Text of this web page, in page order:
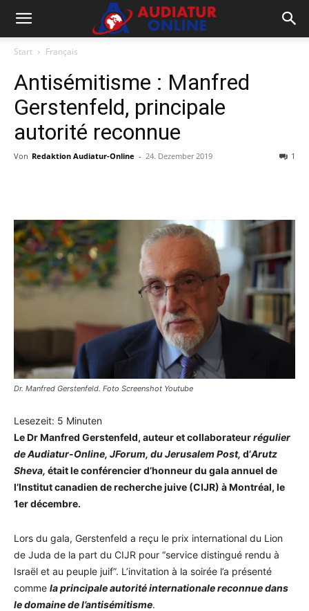
Start Français
Antisémitisme : Manfred
Gerstenfeld, principale
autorité reconnue
Von Redaktion Audiatur-Online - 24. Dezember 2019 1
Dr. Manfred Gerstenfeld. Foto Screenshot Youtube
Lesezeit: 5 Minuten
Le Dr Manfred Gerstenfeld, auteur et collaborateurrégulier
de Audiatur-Online, JForum, du Jerusalem Post, d’Arutz
Sheva, était le conférencier d’honneur du gala annuel de
l’Institut canadien de recherche juive (CIJR) à Montréal, le
1er décembre.
Lors du gala, Gerstenfeld a reçu le prix international du Lion
de Juda de la part du CIJR pour “service distingué rendu à
Israël et au peuple juif”. L’invitation à la soirée l’a présenté
comme la principale autorité internationale reconnue dans
le domaine de l’antisémitisme.